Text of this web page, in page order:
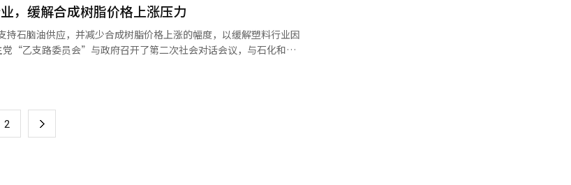
事会的可能性。今年股东大会上，有184家公司提出修改董事会相
。乐天化学、GS全球、韩进KAL、LS子公司、Celltrion、韩国公司
极推动缩减董事人数，但晓星重工的提案被否决。调整董事任期的
改，数量最多，其次是晓星4家，乐天和Kakao各1家。大多数公司
有股份销毁义务化在内的第三次修正案的到来，企业的治理结构负
辑。
，缓解合成树脂价格上涨压力
石脑油供应，并减少合成树脂价格上涨的幅度，以缓解塑料行业因
“乙支路委员会”与政府召开了第二次社会对话会议，与石化和塑
案。韩国塑料工业协同组合联合会、韩国塑料包装容器协会，以及
不仅是3月已通知的价格，还包括4月的价格上涨幅度。为缓解价格波
格的“时差制”，并计划在价格剧烈波动时与行业和政府继续协商，
内的支持方案，以确保石脑油供应，同时加强对合成树脂囤积等市场
2 下